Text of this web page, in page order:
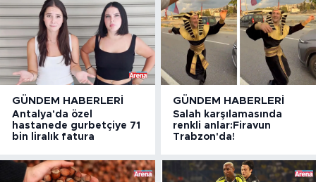
GÜNDEM HABERLERI
Antalya'da özel
hastanede gurbetçiye 71
bin liralık fatura
GÜNDEM HABERLERI
Salah karşılamasında
renkli anlar:Firavun
Trabzon'da!